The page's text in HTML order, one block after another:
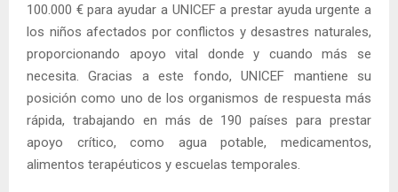
100.000 € para ayudar a UNICEF a prestar ayuda urgente a
los niños afectados por conflictos y desastres naturales,
proporcionando apoyo vital donde y cuando más se
necesita. Gracias a este fondo, UNICEF mantiene su
posición como uno de los organismos de respuesta más
rápida, trabajando en más de 190 países para prestar
apoyo crítico, como agua potable, medicamentos,
alimentos terapéuticos y escuelas temporales.